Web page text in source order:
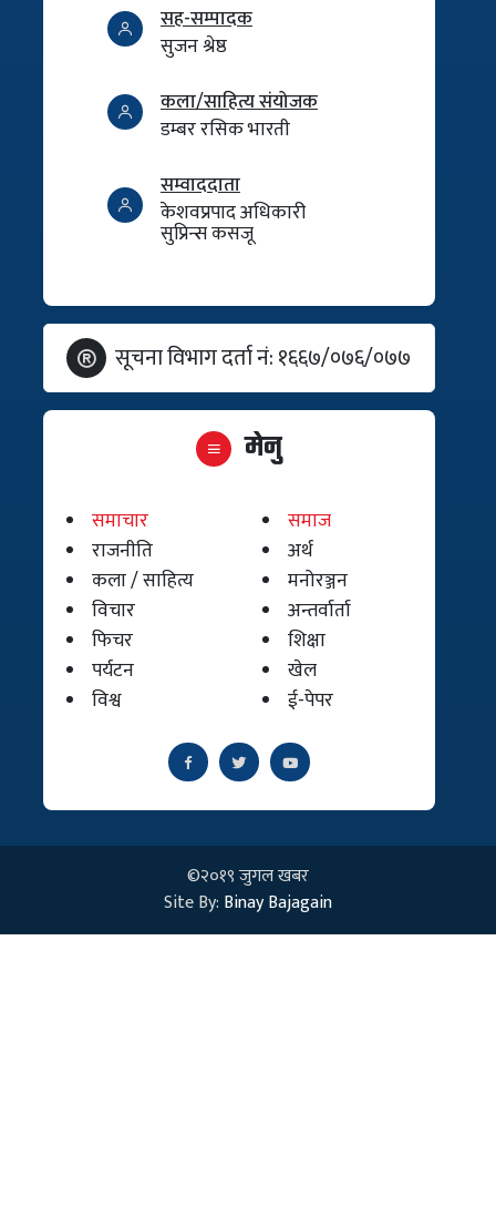
सह-सम्पादक
सुजन श्रेष्ठ
कला/साहित्य संयोजक
डम्बर रसिक भारती
सम्वाददाता
केशवप्रपाद अधिकारी
सुप्रिन्स कसजू
सूचना विभाग दर्ता नं: १६६७/०७६/०७७
मेनु
समाचार
समाज
राजनीति
अर्थ
कला / साहित्य
मनोरञ्जन
विचार
अन्तर्वार्ता
फिचर
शिक्षा
पर्यटन
खेल
विश्व
ई-पेपर
©२०१९ जुगल खबर
Site By: Binay Bajagain